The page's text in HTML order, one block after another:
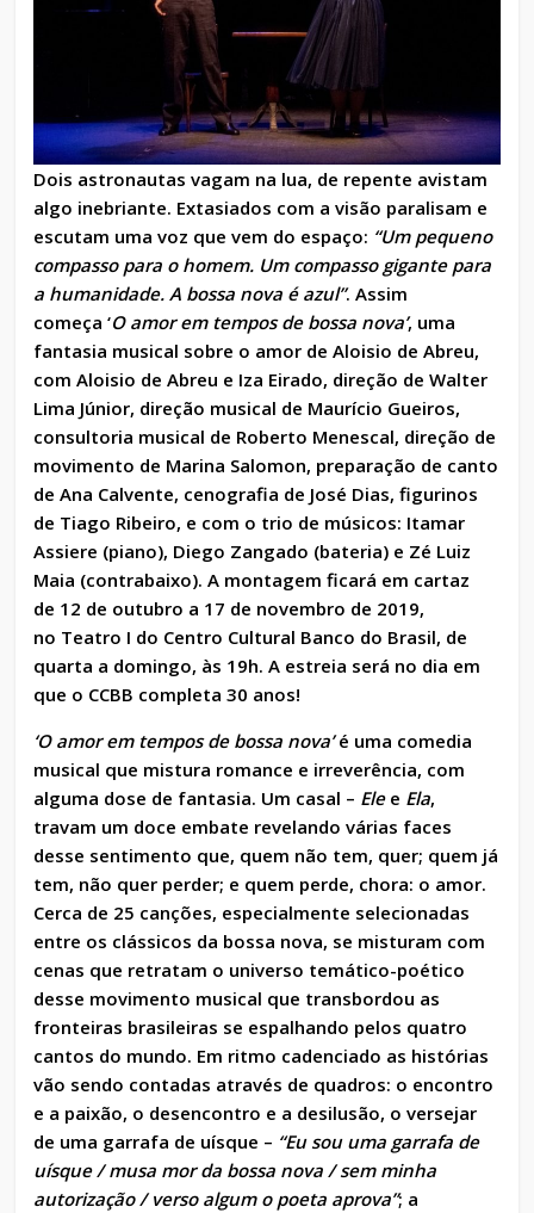
Dois astronautas vagam na lua, de repente avistam
algo inebriante. Extasiados com a visão paralisam e
escutam uma voz que vem do espaço: “Um pequeno
compasso para o homem. Um compasso gigante para
a humanidade. A bossa nova é azul”. Assim
começa ‘O amor em tempos de bossa nova’, uma
fantasia musical sobre o amor de Aloisio de Abreu,
com Aloisio de Abreu e Iza Eirado, direção de Walter
Lima Júnior, direção musical de Maurício Gueiros,
consultoria musical de Roberto Menescal, direção de
movimento de Marina Salomon, preparação de canto
de Ana Calvente, cenografia de José Dias, figurinos
de Tiago Ribeiro, e com o trio de músicos: Itamar
Assiere (piano), Diego Zangado (bateria) e Zé Luiz
Maia (contrabaixo). A montagem ficará em cartaz
de 12 de outubro a 17 de novembro de 2019,
no Teatro I do Centro Cultural Banco do Brasil, de
quarta a domingo, às 19h. A estreia será no dia em
que o CCBB completa 30 anos!
‘O amor em tempos de bossa nova’é uma comedia
musical que mistura romance e irreverência, com
alguma dose de fantasia. Um casal – Elee Ela,
travam um doce embate revelando várias faces
desse sentimento que, quem não tem, quer; quem já
tem, não quer perder; e quem perde, chora: o amor.
Cerca de 25 canções, especialmente selecionadas
entre os clássicos da bossa nova, se misturam com
cenas que retratam o universo temático-poético
desse movimento musical que transbordou as
fronteiras brasileiras se espalhando pelos quatro
cantos do mundo. Em ritmo cadenciado as histórias
vão sendo contadas através de quadros: o encontro
e a paixão, o desencontro e a desilusão, o versejar
de uma garrafa de uísque – “Eu sou uma garrafa de
uísque / musa mor da bossa nova / sem minha
autorização / verso algum o poeta aprova”; a